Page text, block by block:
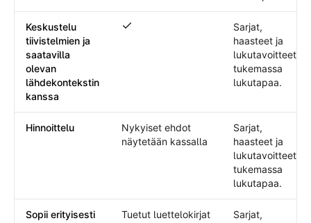
Keskustelu
tiivistelmien ja
saatavilla
olevan
lähdekontekstin
kanssa
Keskustelu tiivistelmien ja saatavilla
Sarjat,
haasteet ja
lukutavoitteet
tukemassa
lukutapaa.
Hinnoittelu
Nykyiset ehdot
näytetään kassalla
Sarjat,
haasteet ja
lukutavoitteet
tukemassa
lukutapaa.
Sopii erityisesti
Tuetut luettelokirjat
Sarjat,